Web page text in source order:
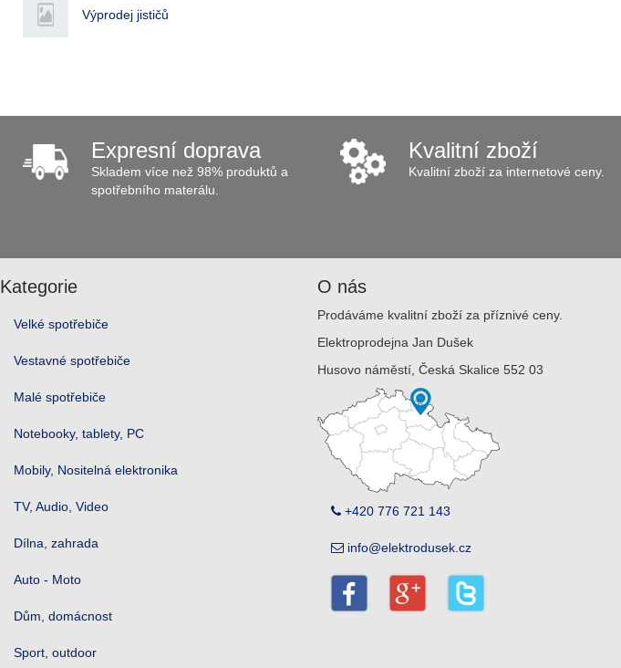
Výprodej jističů
Expresní doprava
Skladem více než 98% produktů a
spotřebního materálu.
Kvalitní zboží
Kvalitní zboží za internetové ceny.
Kategorie
Velké spotřebiče
Vestavné spotřebiče
Malé spotřebiče
Notebooky, tablety, PC
Mobily, Nositelná elektronika
TV, Audio, Video
Dílna, zahrada
Auto - Moto
Dům, domácnost
Sport, outdoor
O nás
Prodáváme kvalitní zboží za příznivé ceny.
Elektroprodejna Jan Dušek
Husovo náměstí, Česká Skalice 552 03
+420 776 721 143
info@elektrodusek.cz